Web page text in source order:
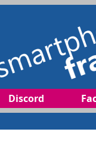
Discord